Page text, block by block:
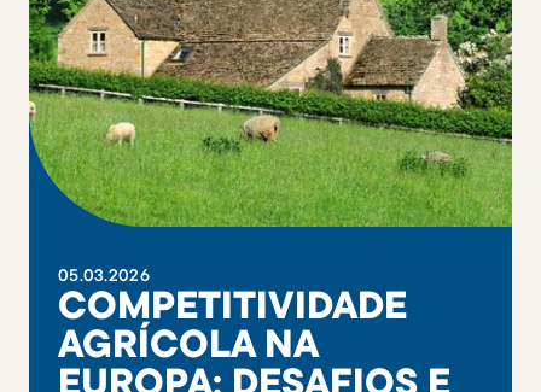
05.03.2026
COMPETITIVIDADE
AGRÍCOLA NA
EUROPA: DESAFIOS E